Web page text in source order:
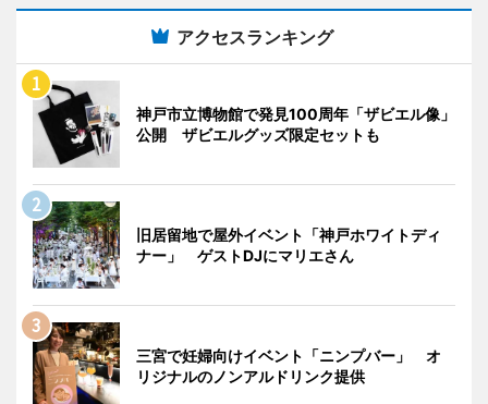
アクセスランキング
神戸市立博物館で発見100周年「ザビエル像」
公開 ザビエルグッズ限定セットも
旧居留地で屋外イベント「神戸ホワイトディ
ナー」 ゲストDJにマリエさん
三宮で妊婦向けイベント「ニンプバー」 オ
リジナルのノンアルドリンク提供